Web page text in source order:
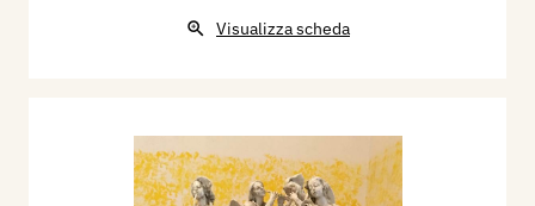
Visualizza scheda